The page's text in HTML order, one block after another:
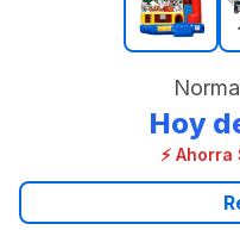
Hoy
⚡